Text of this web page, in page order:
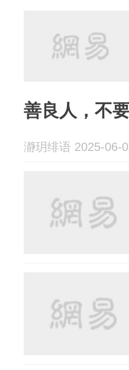
善良人，不
瀞玥绯语 2025-06-